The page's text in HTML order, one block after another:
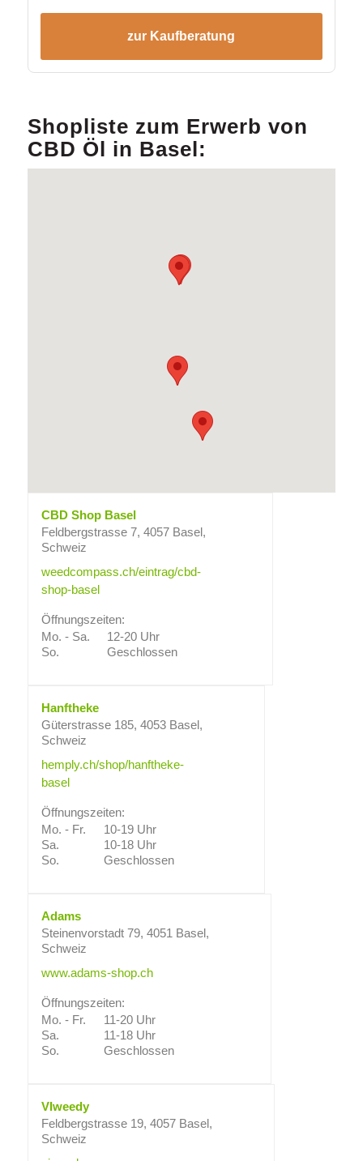
zur Kaufberatung
Shopliste zum Erwerb von
CBD Öl in Basel:
CBD Shop Basel
Feldbergstrasse 7, 4057 Basel,
Schweiz
weedcompass.ch/eintrag/cbd-
shop-basel
Öffnungszeiten:
Mo. - Sa.
12-20 Uhr
So.
Geschlossen
Hanftheke
Güterstrasse 185, 4053 Basel,
Schweiz
hemply.ch/shop/hanftheke-
basel
Öffnungszeiten:
Mo. - Fr.
10-19 Uhr
Sa.
10-18 Uhr
So.
Geschlossen
Adams
Steinenvorstadt 79, 4051 Basel,
Schweiz
www.adams-shop.ch
Öffnungszeiten:
Mo. - Fr.
11-20 Uhr
Sa.
11-18 Uhr
So.
Geschlossen
VIweedy
Feldbergstrasse 19, 4057 Basel,
Schweiz